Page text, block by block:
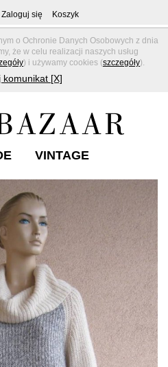
o Ochronie Danych Osobowych z dnia
że w celu realizacji naszych usług
) i używamy cookies (szczegóły).
komunikat [X]
Zaloguj się Koszyk
VINTAGE